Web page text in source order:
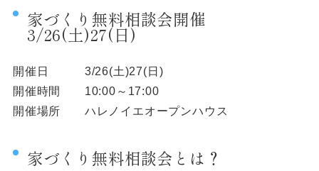
家づくり無料相談会開催
3/26(土)27(日)
開催日 3/26(土)27(日)
開催時間 10:00～17:00
開催場所 ハレノイエオープンハウス
家づくり無料相談会とは？